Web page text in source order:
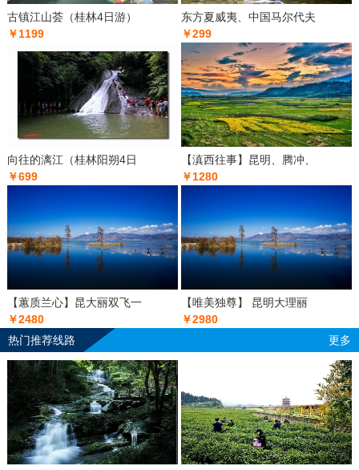
古镇江山荟（桂林4日游）
￥1199
东方夏威夷、中国马尔代夫
￥299
向往的漓江（桂林阳朔4日
￥699
【滇西往事】昆明、腾冲、
￥1280
【蕙质兰心】昆大丽双飞一
￥2480
【唯美独尊】 昆明大理丽
￥2980
热门推荐线路
更多